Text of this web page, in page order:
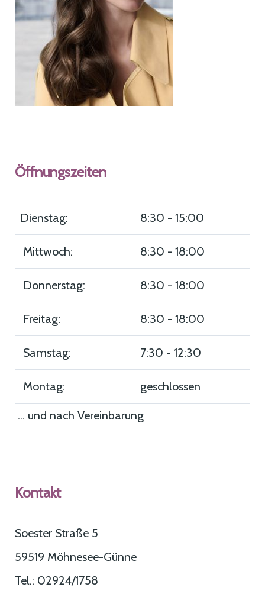
Öffnungszeiten
Dienstag: 8:30 - 15:00
Mittwoch: 8:30 - 18:00
Donnerstag: 8:30 - 18:00
Freitag: 8:30 - 18:00
Samstag: 7:30 - 12:30
Montag: geschlossen
... und nach Vereinbarung
Kontakt
Soester Straße 5
59519 Möhnesee-Günne
Tel.: 02924/1758